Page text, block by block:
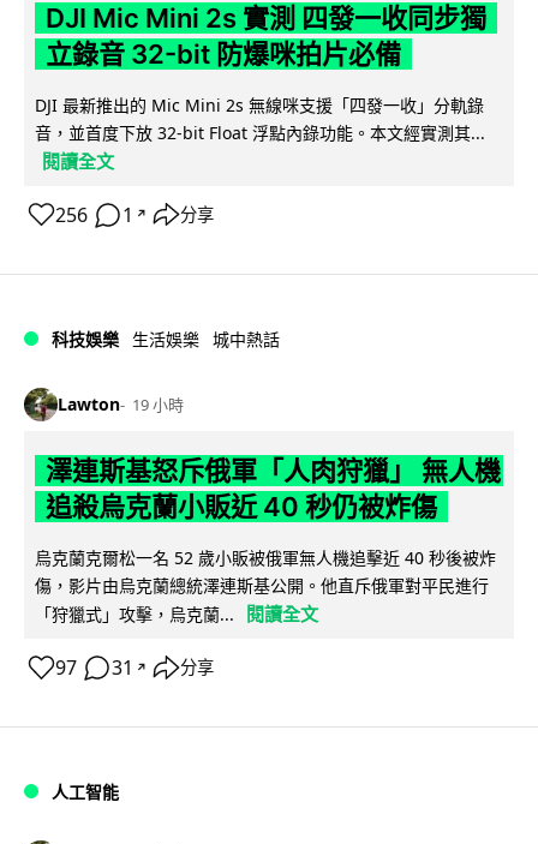
DJI Mic Mini 2s 實測 四發一收同步獨
立錄音 32-bit 防爆咪拍片必備
DJI 最新推出的 Mic Mini 2s 無線咪支援「四發一收」分軌錄
音，並首度下放 32-bit Float 浮點內錄功能。本文經實測其...
閱讀全文
256 1 ↗ 分享
科技娛樂 生活娛樂 城中熱話
Lawton 19 小時
澤連斯基怒斥俄軍「人肉狩獵」 無人機
追殺烏克蘭小販近 40 秒仍被炸傷
烏克蘭克爾松一名 52 歲小販被俄軍無人機追擊近 40 秒後被炸
傷，影片由烏克蘭總統澤連斯基公開。他直斥俄軍對平民進行
「狩獵式」攻擊，烏克蘭...
閱讀全文
97 31 ↗ 分享
人工智能